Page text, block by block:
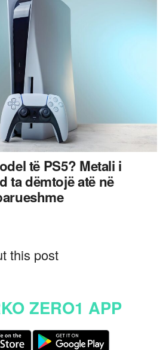
të PS5? Metali i
ta dëmtojë atë në
this post
ZERO1 APP